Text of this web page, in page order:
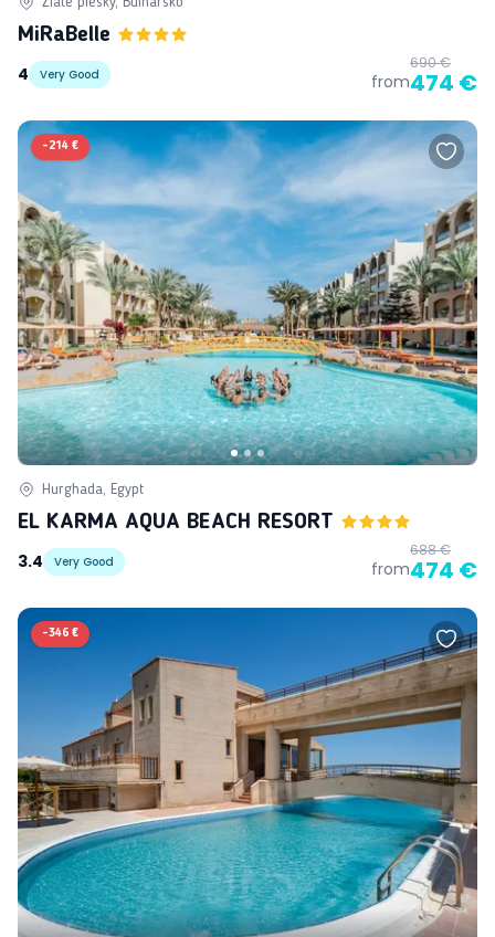
MiRaBelle
4
Very Good from
690 €
474 €
-214 €
Hurghada, Egypt
EL KARMA AQUA BEACH RESORT
3.4
Very Good from
688 €
474 €
-346 €